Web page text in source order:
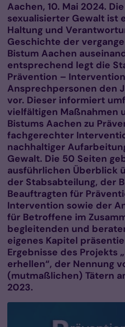
Aachen, 10. Mai 2024.
sexualisierter Gewalt ist
Haltung und
Geschichte der
Bistum Aachen
entsprechend legt die
Prävention –
Ansprechpersonen den
vor. Dieser informiert
vielfältigen Maßnahmen
Bistums Aachen zu
fachgerechter
nachhaltiger
Gewalt. Die 50 Seiten
ausführlichen Überblick
der Stabsabteilung, der
Beauftragten für
Intervention sowie der
für Betroffene im
begleitenden und
eigenes Kapitel
Ergebnisse des Projekts
erhellen“, der Nennung
(mutmaßlichen) Tätern
2023.